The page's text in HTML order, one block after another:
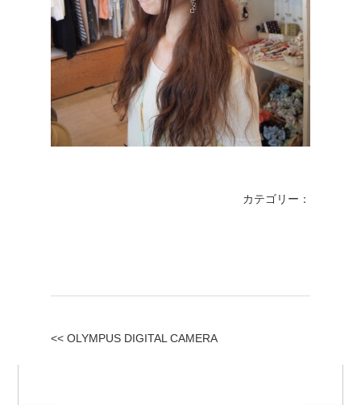
カテゴリー：
<< OLYMPUS DIGITAL CAMERA